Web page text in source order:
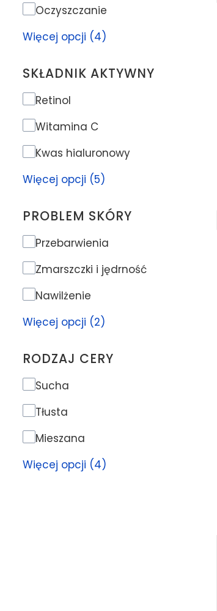
Oczyszczanie
Więcej opcji (4)
SKŁADNIK AKTYWNY
Składnik aktywny
Retinol
Witamina C
Kwas hialuronowy
Więcej opcji (5)
PROBLEM SKÓRY
Problem skóry
Przebarwienia
Zmarszczki i jędrność
Nawilżenie
Więcej opcji (2)
RODZAJ CERY
Rodzaj cery
Sucha
Tłusta
Mieszana
Więcej opcji (4)